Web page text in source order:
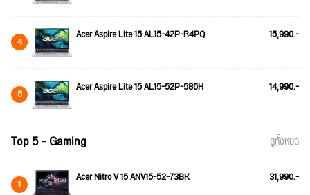
4 Acer Aspire Lite 15 AL15-42P-R4PQ 15,990.-
5 Acer Aspire Lite 15 AL15-52P-586H 14,990.-
Top 5 - Gaming ดูทั้งหมด
1 Acer Nitro V 15 ANV15-52-73BK 31,990.-